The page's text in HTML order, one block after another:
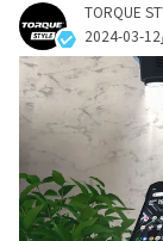
TORQUE
2024-03-12